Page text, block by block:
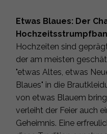
Etwas Blaues: Der
Hochzeiten sind
der am meisten
"etwas Altes, etwas
Blaues" in die
von etwas Blauem
verleiht der Feier auch
Geheimnis. Eine